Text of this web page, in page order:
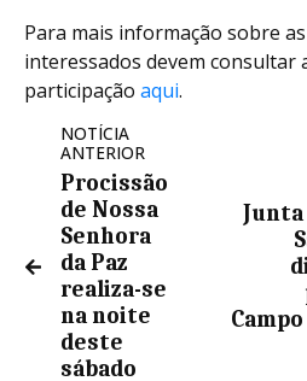
Para mais informação sobre
interessados devem consultar
participação aqui.
NOTÍCIA
ANTERIOR
Procissão
de Nossa
Senhora
da Paz
realiza-se
na noite
deste
sábado
Junta